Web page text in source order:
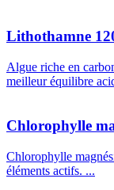
Lithothamne
Algue riche en
meilleur équilibre
Chlorophylle
Chlorophylle
éléments actifs. ...